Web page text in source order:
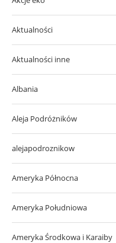
Aktualności
Aktualności inne
Albania
Aleja Podróżników
alejapodroznikow
Ameryka Północna
Ameryka Południowa
Ameryka Środkowa i Karaiby